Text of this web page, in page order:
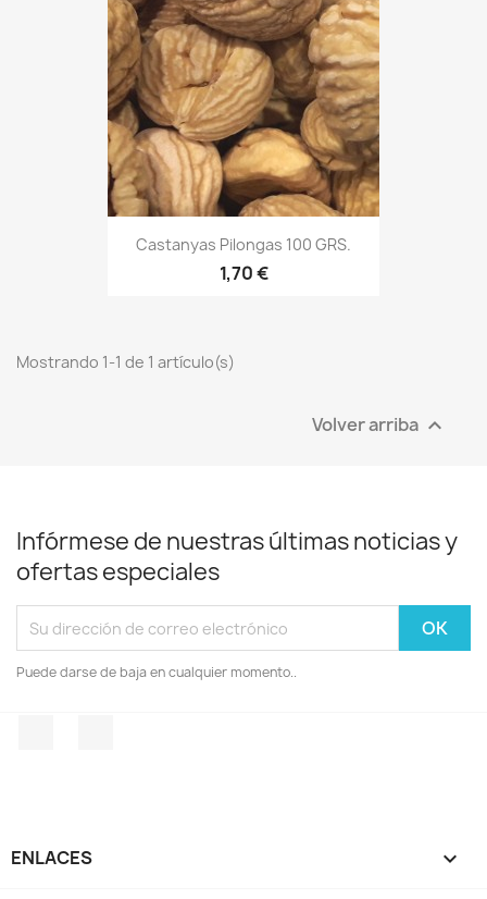
Castanyas Pilongas 100 GRS.
1,70 €
Mostrando 1-1 de 1 artículo(s)
Volver arriba 
Infórmese de nuestras últimas noticias y
ofertas especiales
Puede darse de baja en cualquier momento..
ENLACES 